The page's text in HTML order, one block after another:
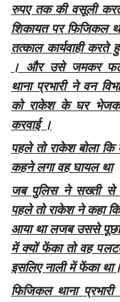
रुपए तक की वसूली
शिकायत पर फिजिकल
तत्काल कार्यवाही
। और उसे जमकर
थाना प्रभारी ने वन
को राकेश के घर भेजकर
करवाई ।
पहले तो राकेश बोला
कहने लगा वह घायल था
जब पुलिस ने सख्ती से
पहले तो राकेश ने कहा
आया था लजब उससे पूछा
में क्यों फेंका तो वह
इसलिए नाली में फेंका
फिजिकल थाना